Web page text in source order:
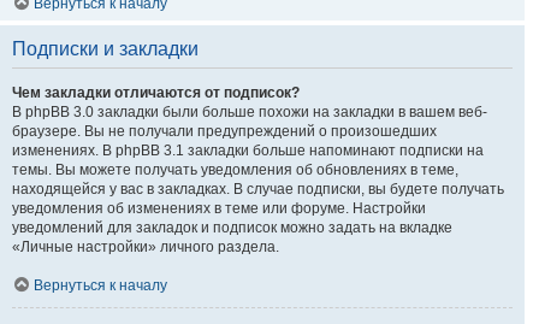
Вернуться к началу
Подписки и закладки
Чем закладки отличаются от подписок?
В phpBB 3.0 закладки были больше похожи на закладки в вашем веб-
браузере. Вы не получали предупреждений о произошедших
изменениях. В phpBB 3.1 закладки больше напоминают подписки на
темы. Вы можете получать уведомления об обновлениях в теме,
находящейся у вас в закладках. В случае подписки, вы будете получать
уведомления об изменениях в теме или форуме. Настройки
уведомлений для закладок и подписок можно задать на вкладке
«Личные настройки» личного раздела.
Вернуться к началу